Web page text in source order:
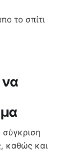
το σπίτι
να
καθώς και